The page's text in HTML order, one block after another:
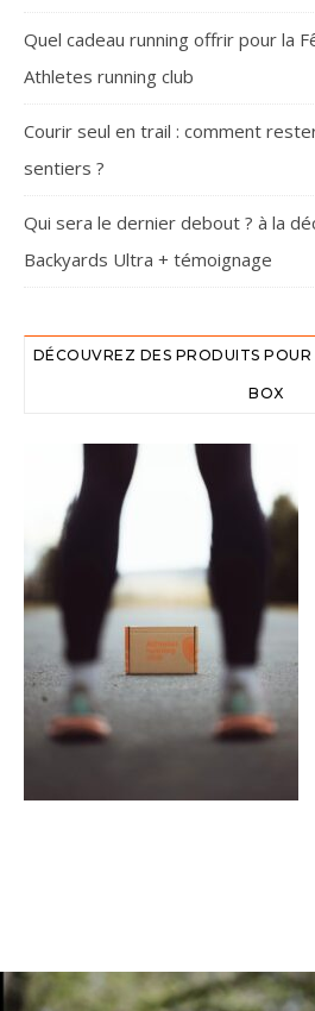
Quel cadeau running offrir pour la
Athletes running club
Courir seul en trail : comment
sentiers ?
Qui sera le dernier debout ? à la
Backyards Ultra + témoignage
DÉCOUVREZ DES PRODUITS
BOX
En tant qu'abonné, découvre des conten